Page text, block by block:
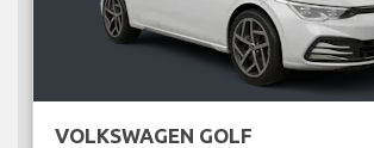
VOLKSWAGEN GOLF